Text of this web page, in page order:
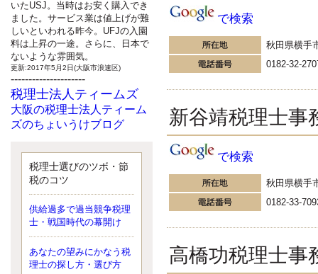
いたUSJ。当時はお安く購入でき
ました。サービス業は値上げが難
しいといわれる昨今。UFJの入園
料は上昇の一途。さらに、日本で
ないような雰囲気。
更新:2017年5月2日(大阪市浪速区)
---------------------
税理士法人ティームズ
大阪の税理士法人ティーム
ズのちょいうけブログ
なったことに気付いた、税理士の
北井です。寂しいです。 先日、テ
ィームズイベントとしてバーベキ
ップしようと思いましたが、そこ
はセンスある後のブロガーに任せ
ようと思います。
更新:2017年5月1日(大阪市北区)
---------------------
サクセス会計事務所
税理士選びのツボ・節
税のコツ
供給過多で過当競争税理
士・戦国時代の幕開け
あなたの望みにかなう税
理士の探し方・選び方
で検索
秋田県横手
0182-32-
新谷靖税理士事
で検索
秋田県横手
0182-33-
高橋功税理士事